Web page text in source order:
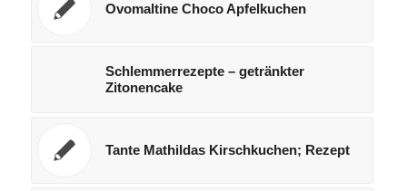
Ovomaltine Choco Apfelkuchen
Schlemmerrezepte – getränkter
Zitonencake
Tante Mathildas Kirschkuchen; Rezept